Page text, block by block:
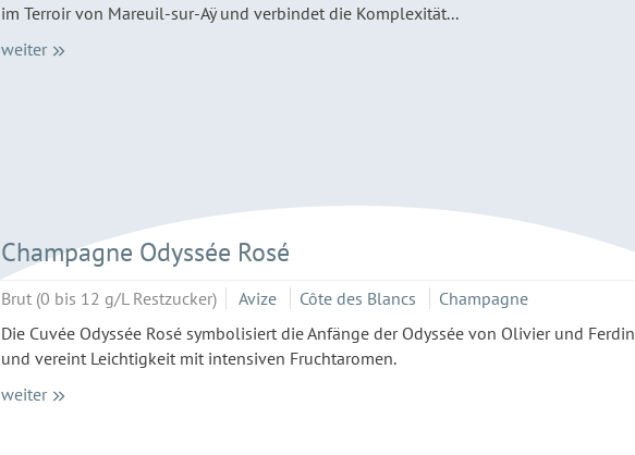
im Terroir von Mareuil-sur-Aÿ und verbindet die Komplexität...
weiter
Champagne Odyssée Rosé
Brut (0 bis 12 g/L Restzucker) Avize Côte des Blancs
Champagne
Die Cuvée Odyssée Rosé symbolisiert die Anfänge der Odyssée von Olivier und
und vereint Leichtigkeit mit intensiven Fruchtaromen.
weiter